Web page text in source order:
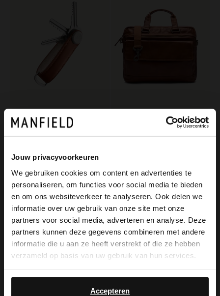
Jouw privacyvoorkeuren
We gebruiken cookies om content en advertenties te
personaliseren, om functies voor social media te bieden
en om ons websiteverkeer te analyseren. Ook delen we
informatie over uw gebruik van onze site met onze
partners voor social media, adverteren en analyse. Deze
partners kunnen deze gegevens combineren met andere
informatie die u aan ze heeft verstrekt of die ze hebben
verzameld op basis van uw gebruik van hun services.
Accepteren
Orbitkey
Cognacfarbener Orbitkey-Schlüsselanhänger aus Leder Cognacfarbene Laptoptasche aus Leder
×
View this website in English?
It looks like your language isn't Dutch. Would
you like to switch to English?
English